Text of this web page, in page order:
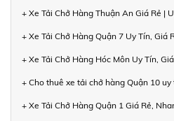
+ Xe Tải Chở Hàng Thuận An Giá Rẻ |
+ Xe Tải Chở Hàng Quận 7 Uy Tín, Giá
+ Xe Tải Chở Hàng Hóc Môn Uy Tín,
+ Cho thuê xe tải chở hàng Quận 10
+ Xe Tải Chở Hàng Quận 1 Giá Rẻ,